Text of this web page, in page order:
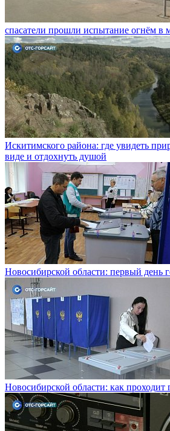
спасатели прошли испытание огнём в
Искитимского района: где увидеть
виде и отдохнуть душой
Новосибирской области: первый день
Новосибирской области: как проходит